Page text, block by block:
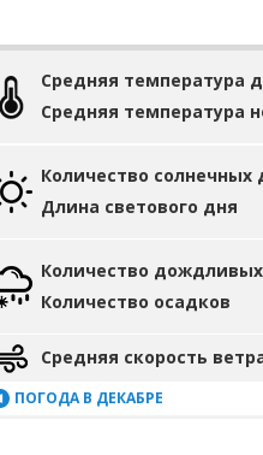
Средняя температура
Средняя температура
Количество солнечных
Длина светового дня
Количество
Количество осадков
Средняя скорость
ПОГОДА В ДЕКАБРЕ